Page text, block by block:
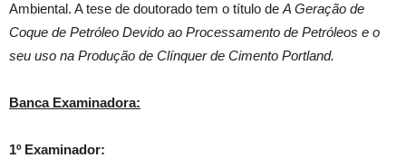
Ambiental. A tese de doutorado tem o título de A Geração de
Coque de Petróleo Devido ao Processamento de Petróleos e o
seu uso na Produção de Clínquer de Cimento Portland.
Banca Examinadora:
1º Examinador: